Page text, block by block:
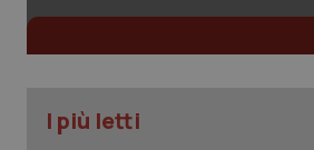
I più letti